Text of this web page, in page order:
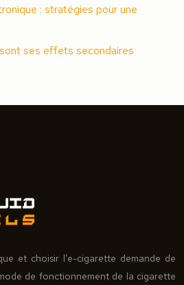
: stratégies pour une
ses effets secondaires
et choisir l’e-cigarette demande de
de fonctionnement de la cigarette